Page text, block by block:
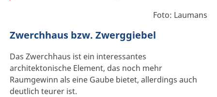
Foto: Laumans
Zwerchhaus bzw. Zwerggiebel
Das Zwerchhaus ist ein interessantes
architektonische Element, das noch mehr
Raumgewinn als eine Gaube bietet, allerdings auch
deutlich teurer ist.